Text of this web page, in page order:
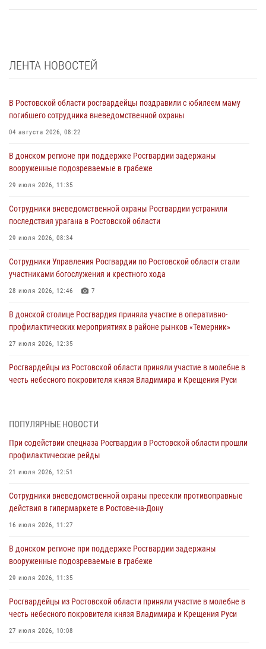
ЛЕНТА НОВОСТЕЙ
В Ростовской области росгвардейцы поздравили с юбилеем маму
погибшего сотрудника вневедомственной охраны
04 августа 2026, 08:22
В донском регионе при поддержке Росгвардии задержаны
вооруженные подозреваемые в грабеже
29 июля 2026, 11:35
Сотрудники вневедомственной охраны Росгвардии устранили
последствия урагана в Ростовской области
29 июля 2026, 08:34
Сотрудники Управления Росгвардии по Ростовской области стали
участниками богослужения и крестного хода
28 июля 2026, 12:46 7
В донской столице Росгвардия приняла участие в оперативно-
профилактических мероприятиях в районе рынков «Темерник»
27 июля 2026, 12:35
Росгвардейцы из Ростовской области приняли участие в молебне в
честь небесного покровителя князя Владимира и Крещения Руси
При содействии спецназа Росгвардии в Ростовской области прошли
21 июля 2026, 12:51
В Ростовской области экипаж вневедомственной охраны задержал
17 июля 2026, 07:24
Сотрудники вневедомственной охраны пресекли противоправные
16 июля 2026, 11:27
Конкурс профессионального мастерства взрывотехников прошел в
15 июля 2026, 06:39
ПОПУЛЯРНЫЕ НОВОСТИ
При содействии спецназа Росгвардии в Ростовской области прошли
профилактические рейды
21 июля 2026, 12:51
Сотрудники вневедомственной охраны пресекли противоправные
действия в гипермаркете в Ростове-на-Дону
16 июля 2026, 11:27
В донском регионе при поддержке Росгвардии задержаны
вооруженные подозреваемые в грабеже
29 июля 2026, 11:35
Росгвардейцы из Ростовской области приняли участие в молебне в
честь небесного покровителя князя Владимира и Крещения Руси
27 июля 2026, 10:08